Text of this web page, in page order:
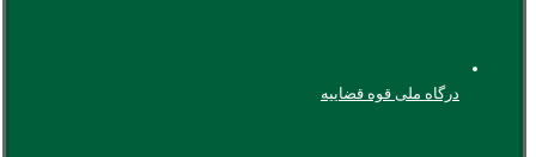
درگاه ملی قوه قضاییه